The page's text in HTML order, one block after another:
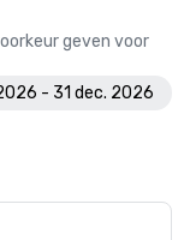
geven voor
- 31 dec. 2026